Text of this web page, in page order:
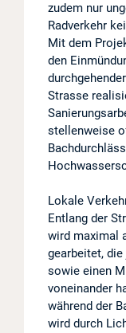
Barrierefrei
zudem nur
Radverkehr
Mit dem
den
Strasse
stellenweise
Lokale
Entlang der
wird maximal
gearbeitet,
sowie einen
voneinander
während der
wird durch